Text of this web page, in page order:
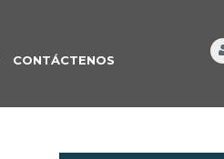
CONTÁCTENOS